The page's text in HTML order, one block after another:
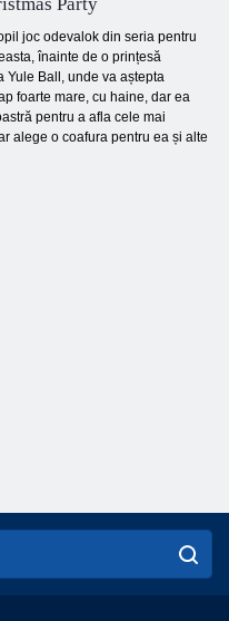
joc odevalok din seria pentru
înainte de o prințesă
Yule Ball, unde va aștepta
foarte mare, cu haine, dar ea
pentru a afla cele mai
alege o coafura pentru ea și alte